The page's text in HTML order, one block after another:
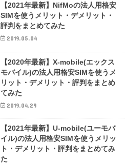
【2021年最新】NifMoの法人用格安
SIMを使うメリット・デメリット・
評判をまとめてみた
2019.05.04
【2020年最新】X-mobile(エックス
モバイル)の法人用格安SIMを使うメ
リット・デメリット・評判をまとめ
てみた
2019.04.29
【2021年最新】U-mobile(ユーモバ
イル)の法人用格安SIMを使うメリッ
ト・デメリット・評判をまとめてみ
た